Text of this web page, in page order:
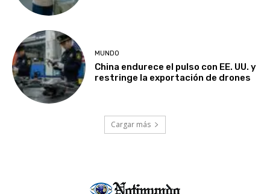
MUNDO
China endurece el pulso con EE. UU. y
restringe la exportación de drones
Cargar más